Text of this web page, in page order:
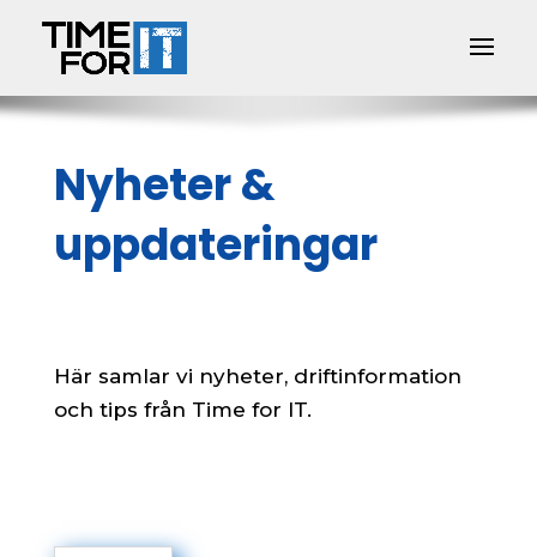
Nyheter &
uppdateringar
Här samlar vi nyheter, driftinformation
och tips från Time for IT.